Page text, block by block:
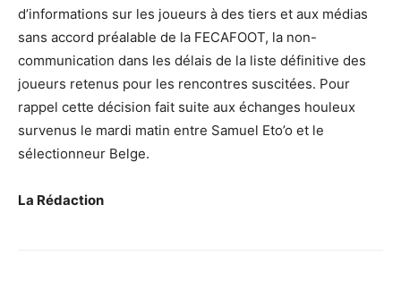
d’informations sur les joueurs à des tiers et aux médias
sans accord préalable de la FECAFOOT, la non-
communication dans les délais de la liste définitive des
joueurs retenus pour les rencontres suscitées. Pour
rappel cette décision fait suite aux échanges houleux
survenus le mardi matin entre Samuel Eto’o et le
sélectionneur Belge.
La Rédaction